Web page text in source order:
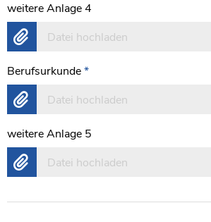
weitere Anlage 4
Datei hochladen
Berufsurkunde*
Datei hochladen
weitere Anlage 5
Datei hochladen